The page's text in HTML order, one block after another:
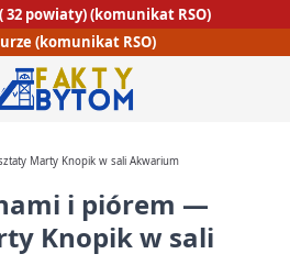
32 powiaty) (komunikat RSO)
(komunikat RSO)
Marty Knopik w sali Akwarium
i piórem —
Knopik w sali